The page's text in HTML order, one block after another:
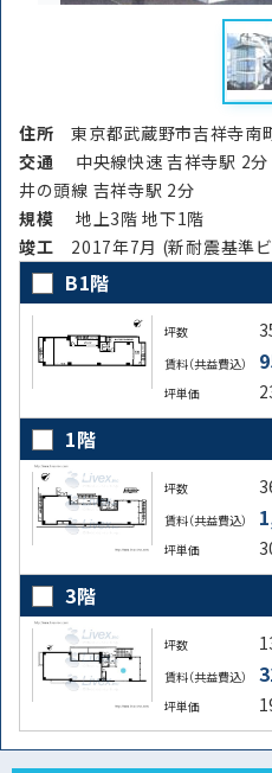
住所東京都武蔵野市吉祥
交通
中央線快速 吉祥寺駅 2
井の頭線 吉祥寺駅 2分
規模
地上3階 地下1階
竣⼯ 2017年7月 (新耐震基準
B1階
坪数
賃料（共益費込）
坪単価
1階
坪数
賃料（共益費込）
坪単価
3階
坪数
賃料（共益費込）
坪単価